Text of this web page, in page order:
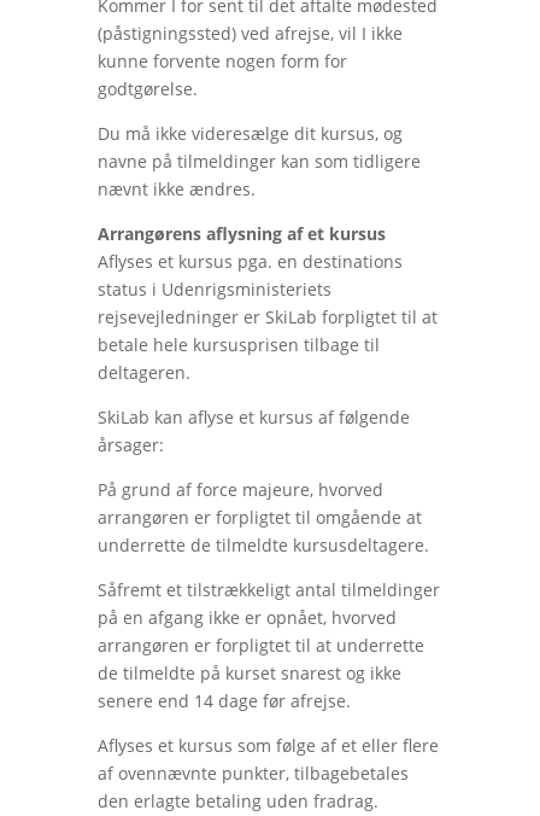
Kommer I for sent til det aftalte mødested
(påstigningssted) ved afrejse, vil I ikke
kunne forvente nogen form for
godtgørelse.
Du må ikke videresælge dit kursus, og
navne på tilmeldinger kan som tidligere
nævnt ikke ændres.
Arrangørens aflysning af et kursus
Aflyses et kursus pga. en destinations
status i Udenrigsministeriets
rejsevejledninger er SkiLab forpligtet til at
betale hele kursusprisen tilbage til
deltageren.
SkiLab kan aflyse et kursus af følgende
årsager:
På grund af force majeure, hvorved
arrangøren er forpligtet til omgående at
underrette de tilmeldte kursusdeltagere.
Såfremt et tilstrækkeligt antal tilmeldinger
på en afgang ikke er opnået, hvorved
arrangøren er forpligtet til at underrette
de tilmeldte på kurset snarest og ikke
senere end 14 dage før afrejse.
Aflyses et kursus som følge af et eller flere
af ovennævnte punkter, tilbagebetales
den erlagte betaling uden fradrag.